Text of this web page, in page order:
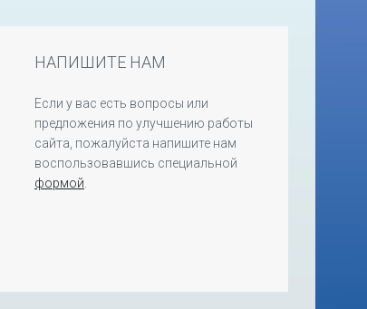
НАПИШИТЕ НАМ
Если у вас есть вопросы или
предложения по улучшению работы
сайта, пожалуйста напишите нам
воспользовавшись специальной
формой